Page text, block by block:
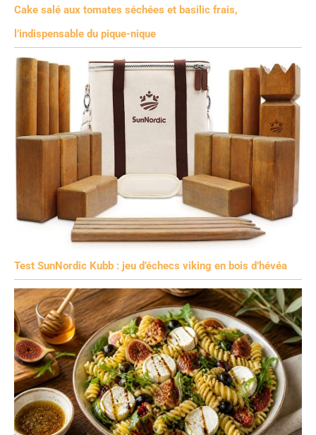
Cake salé aux tomates séchées et basilic frais,
l’indispensable du pique-nique
Test SunNordic Kubb : jeu d’échecs viking en bois d’hévéa